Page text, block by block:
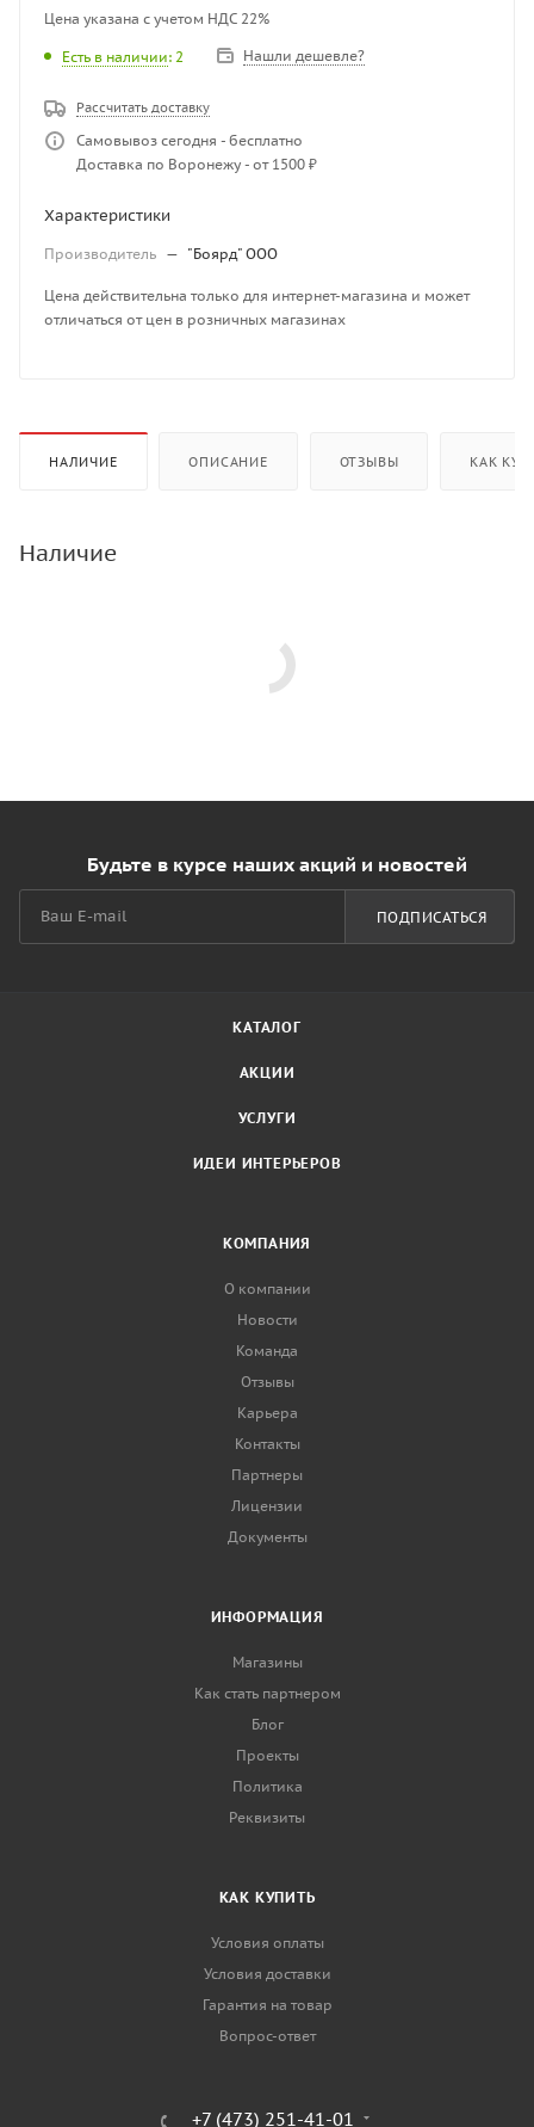
Цена указана с учетом НДС 22%
Есть в наличии: 2 Нашли дешевле?
Рассчитать доставку
Самовывоз сегодня - бесплатно
Доставка по Воронежу - от 1500 ₽
Характеристики
Производитель — "Боярд" ООО
Цена действительна только для интернет-магазина и может
отличаться от цен в розничных магазинах
НАЛИЧИЕ ОПИСАНИЕ ОТЗЫВЫ КАК
Наличие
Будьте в курсе наших акций и новостей
ПОДПИСАТЬСЯ
КАТАЛОГ
АКЦИИ
УСЛУГИ
ИДЕИ ИНТЕРЬЕРОВ
КОМПАНИЯ
О компании
Новости
Команда
Отзывы
Карьера
Контакты
Партнеры
Лицензии
Документы
ИНФОРМАЦИЯ
Магазины
Как стать партнером
Блог
Проекты
Политика
Реквизиты
КАК КУПИТЬ
Условия оплаты
Условия доставки
Гарантия на товар
Вопрос-ответ
+7 (473) 251-41-01